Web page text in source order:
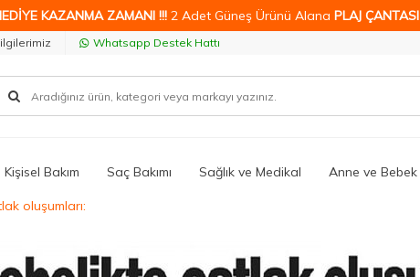
KAZANMA ZAMANI !!! 2 Adet Güneş Ürünü Alana PLAJ ÇANTASI
Whatsapp Destek Hattı
Kişisel Bakım Saç Bakımı Sağlık ve Medikal Anne ve Bebek
oluşumları: